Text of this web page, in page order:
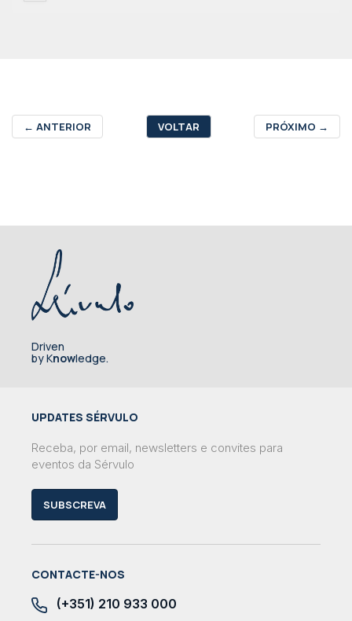
← ANTERIOR VOLTAR PRÓXIMO →
Driven
by Knowledge.
UPDATES SÉRVULO
Receba, por email, newsletters e convites para
eventos da Sérvulo
SUBSCREVA
CONTACTE-NOS
(+351) 210 933 000